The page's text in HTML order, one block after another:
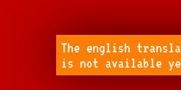
The english
is not available